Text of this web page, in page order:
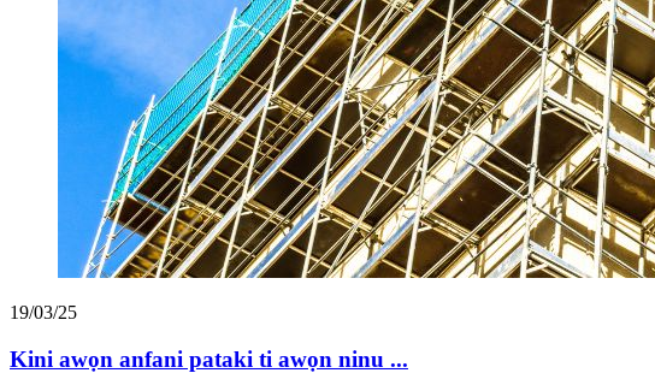
19/03/25
Kini awọn anfani pataki ti awọn ninu ...